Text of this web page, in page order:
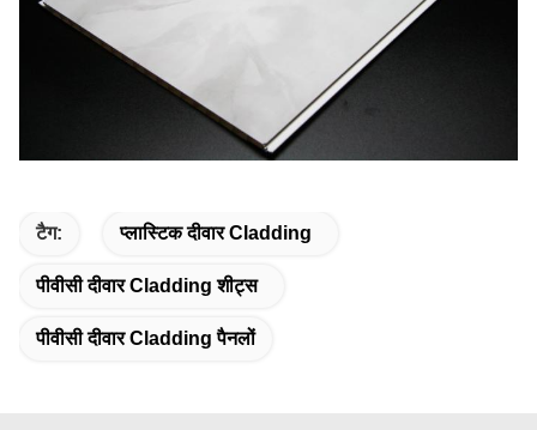
टैग: प्लास्टिक दीवार Cladding
पीवीसी दीवार Cladding शीट्स
पीवीसी दीवार Cladding पैनलों